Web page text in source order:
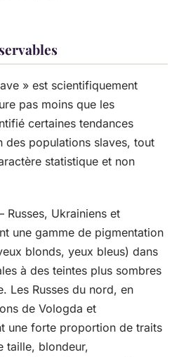
» est scientifiquement
pas moins que les
certaines tendances
des populations slaves, tout
statistique et non
Russes, Ukrainiens et
une gamme de pigmentation
blonds, yeux bleus) dans
à des teintes plus sombres
Les Russes du nord, en
de Vologda et
une forte proportion de traits
taille, blondeur,